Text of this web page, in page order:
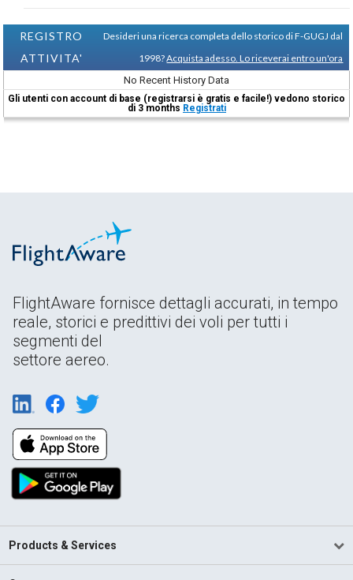
REGISTRO
ATTIVITA'
Desideri una ricerca completa dello storico di F-GUGJ dal
1998?Acquista adesso. Lo riceverai entro un'ora
No Recent History Data
Gli utenti con account di base (registrarsi è gratis e facile!) vedono storico
di 3 months Registrati
FlightAware fornisce dettagli accurati, in tempo
reale, storici e predittivi dei voli per tutti i
segmenti del
settore aereo.
Products & Services